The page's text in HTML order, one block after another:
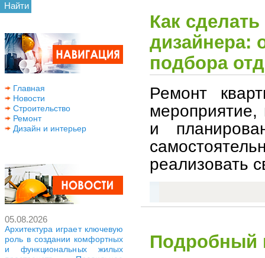
Найти
Главная
Новости
Строительство
Ремонт
Дизайн и интерьер
05.08.2026
Архитектура играет ключевую
роль в создании комфортных
и функциональных жилых
Как
дизайнера:
подбора
Ремонт
мероприятие,
и
реализовать
Подробный